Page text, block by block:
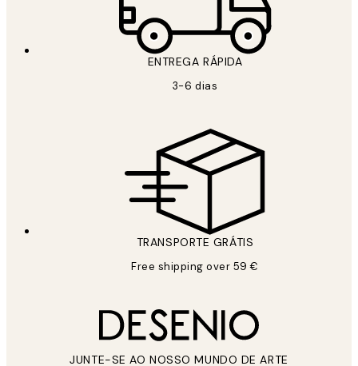
ENTREGA RÁPIDA
3-6 dias
TRANSPORTE GRÁTIS
Free shipping over 59 €
JUNTE-SE AO NOSSO MUNDO DE ARTE